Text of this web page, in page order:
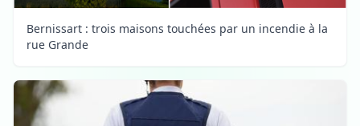
Bernissart : trois maisons touchées par un incendie à la
rue Grande